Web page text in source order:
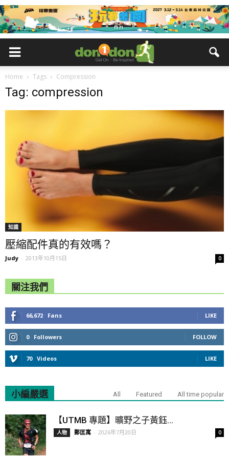
Home Tags Compression
Tag: compression
知識
壓縮配件真的有效嗎？
Judy - 2013年10月15日 0
關注我們
66,672 Fans LIKE
0 Followers FOLLOW
70 Videos LIKE
小編嚴選 All Featured All time popular
【UTMB 專題】曠野之子黃鈺...
人物 鄭匡寓 - 2026年7月20日 0